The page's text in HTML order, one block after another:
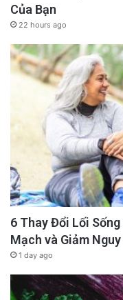
Của Bạn
22 hours ago
6 Thay Đổi Lối
Mạch và Giảm
1 day ago